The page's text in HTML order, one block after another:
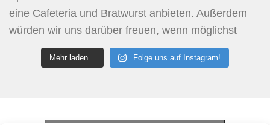
Mehr laden... Folge uns auf Instagram!